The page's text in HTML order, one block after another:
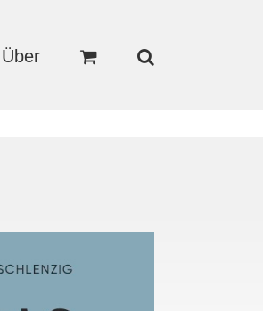
Über